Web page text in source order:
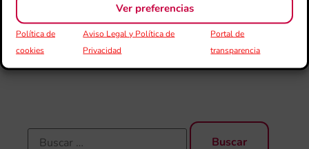
Ver preferencias
Política de
cookies
Aviso Legal y Política de
Privacidad
Portal de
transparencia